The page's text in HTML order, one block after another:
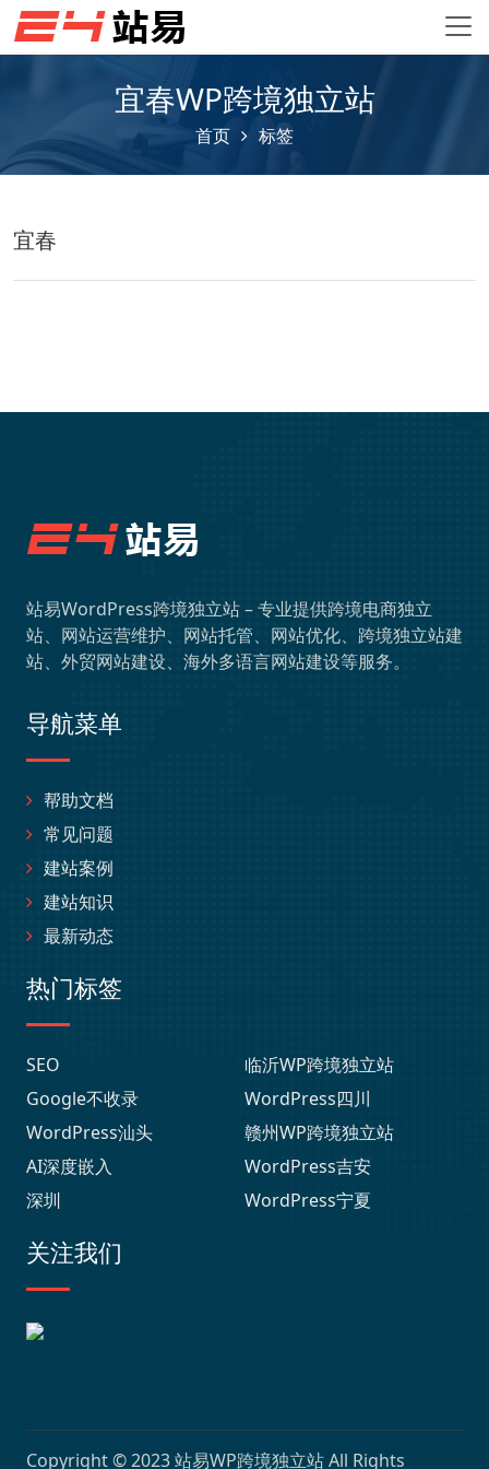
宜春WP跨境独立站
首页 标签
宜春
站易WordPress跨境独立站 – 专业提供跨境电商独立
站、网站运营维护、网站托管、网站优化、跨境独立站建
站、外贸网站建设、海外多语言网站建设等服务。
导航菜单
帮助文档
常见问题
建站案例
建站知识
最新动态
热门标签
SEO
临沂WP跨境独立站
Google不收录
WordPress四川
WordPress汕头
赣州WP跨境独立站
AI深度嵌入
WordPress吉安
深圳
WordPress宁夏
关注我们
Copyright © 2023站易WP跨境独立站All Rights